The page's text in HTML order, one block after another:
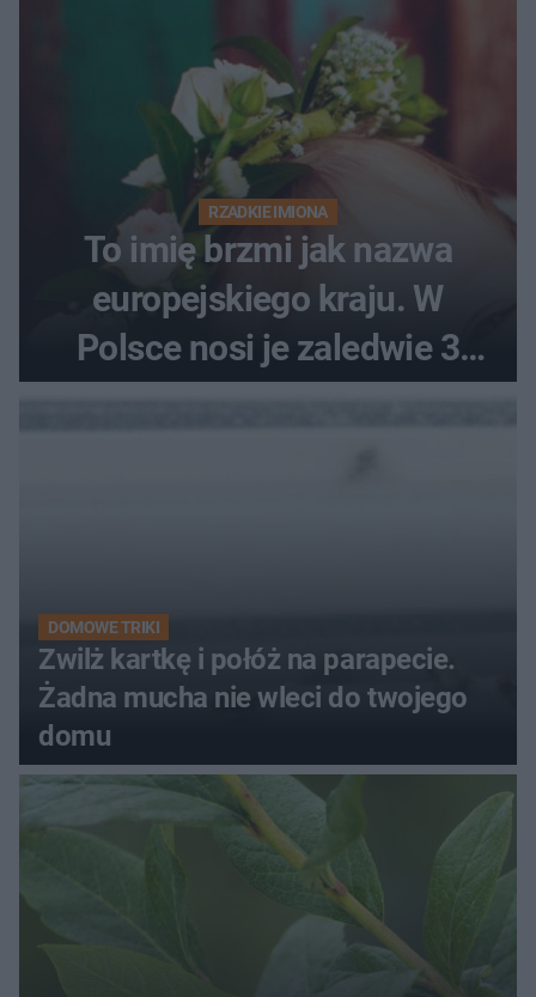
RZADKIE IMIONA
To imię brzmi jak nazwa
europejskiego kraju. W
Polsce nosi je zaledwie 3
DOMOWE TRIKI
Zwilż kartkę i połóż na parapecie.
Żadna mucha nie wleci do twojego
domu